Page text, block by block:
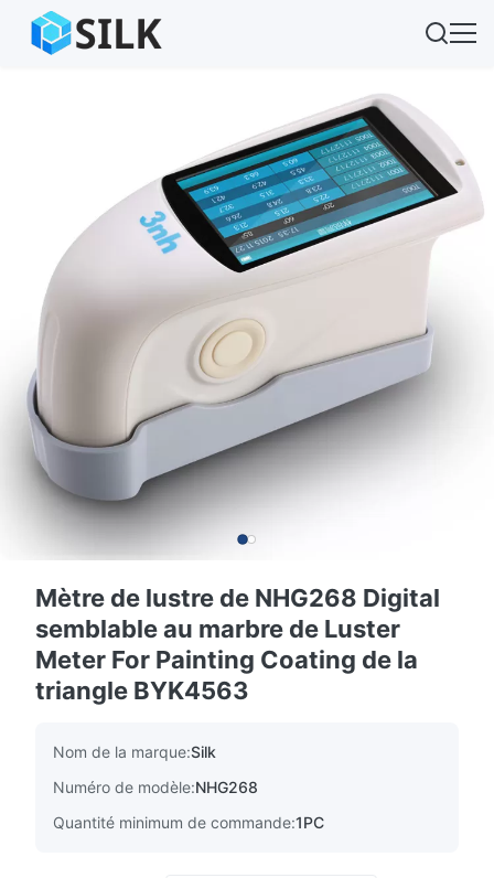
Mètre de lustre de NHG268 Digital
semblable au marbre de Luster
Meter For Painting Coating de la
triangle BYK4563
Nom de la marque:Silk
Numéro de modèle:NHG268
Quantité minimum de commande:1PC